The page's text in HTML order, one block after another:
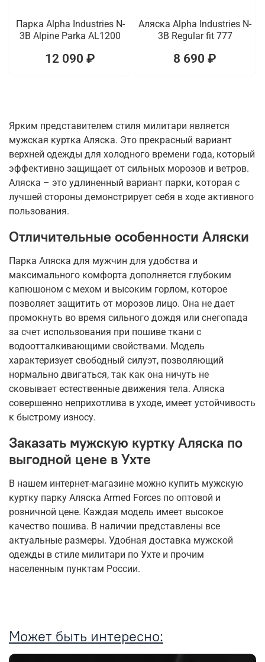
Парка Alpha Industries N-
3B Alpine Parka AL1200
12 090 ₽
Аляска Alpha Industries N-
3B Regular fit 777
8 690 ₽
Ярким представителем стиля милитари является
мужская куртка Аляска. Это прекрасный вариант
верхней одежды для холодного времени года, который
эффективно защищает от сильных морозов и ветров.
Аляска – это удлиненный вариант парки, которая с
лучшей стороны демонстрирует себя в ходе активного
пользования.
Отличительные особенности Аляски
Парка Аляска для мужчин для удобства и
максимального комфорта дополняется глубоким
капюшоном с мехом и высоким горлом, которое
позволяет защитить от морозов лицо. Она не дает
промокнуть во время сильного дождя или снегопада
за счет использования при пошиве ткани с
водоотталкивающими свойствами. Модель
характеризует свободный силуэт, позволяющий
нормально двигаться, так как она ничуть не
сковывает естественные движения тела. Аляска
совершенно неприхотлива в уходе, имеет устойчивость
к быстрому износу.
Заказать мужскую куртку Аляска по
выгодной цене в Ухте
В нашем интернет-магазине можно купить мужскую
куртку парку Аляска Armed Forces по оптовой и
розничной цене. Каждая модель имеет высокое
качество пошива. В наличии представлены все
актуальные размеры. Удобная доставка мужской
одежды в стиле милитари по Ухте и прочим
населенным пунктам России.
Может быть интересно: